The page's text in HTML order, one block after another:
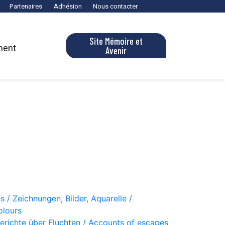
Partenaires Adhésion Nous contacter
Site Mémoire et
Avenir
/ Zeichnungen, Bilder, Aquarelle /
über Fluchten / Accounts of escapes